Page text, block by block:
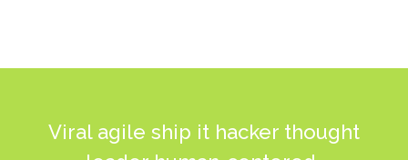
Viral agile ship it hacker thought